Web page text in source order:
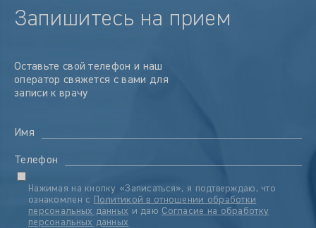
Запишитесь на прием
Оставьте свой телефон и наш
оператор свяжется с вами для
записи к врачу
Имя
Телефон
Нажимая на кнопку «Записаться», я подтверждаю, что
ознакомлен с Политикой в отношении обработки
персональных данных и даю Согласие на обработку
персональных данных